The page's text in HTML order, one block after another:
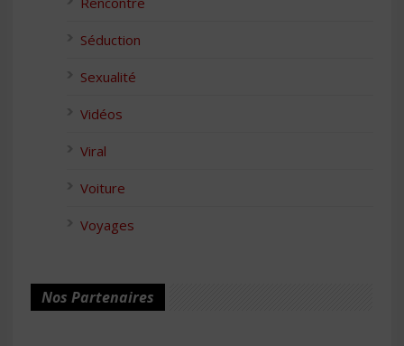
Séduction
Sexualité
Vidéos
Viral
Voiture
Voyages
Nos Partenaires